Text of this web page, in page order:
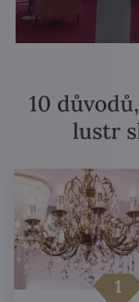
10
lustr